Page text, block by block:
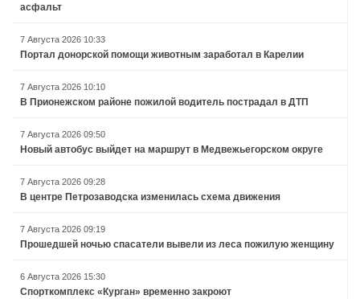
асфальт
7 Августа 2026 10:33
Портал донорской помощи животным заработал в Карелии
7 Августа 2026 10:10
В Прионежском районе пожилой водитель пострадал в ДТП
7 Августа 2026 09:50
Новый автобус выйдет на маршрут в Медвежьегорском округе
7 Августа 2026 09:28
В центре Петрозаводска изменилась схема движения
7 Августа 2026 09:19
Прошедшей ночью спасатели вывели из леса пожилую женщину
6 Августа 2026 15:30
Спорткомплекс «Курган» временно закроют